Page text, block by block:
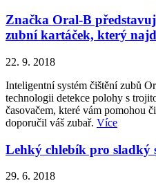
Značka Oral-B
zubní kartáček, který
22. 9. 2018
Inteligentní systém čištění zubů
technologii detekce polohy s
časovačem, které vám pomohou
doporučil váš zubař. Více
Lehký chlebík pro sladký
29. 6. 2018